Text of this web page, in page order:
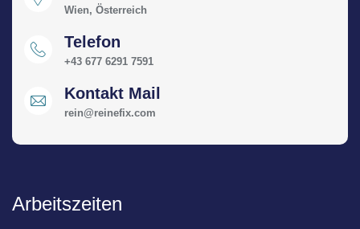
Wien, Österreich
Telefon
+43 677 6291 7591
Kontakt Mail
rein@reinefix.com
Arbeitszeiten